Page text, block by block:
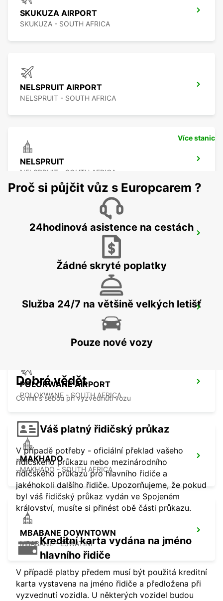
SKUKUZA AIRPORT
SKUKUZA - SOUTH AFRICA
NELSPRUIT AIRPORT
NELSPRUIT - SOUTH AFRICA
NELSPRUIT
NELSPRUIT - SOUTH AFRICA
MPUMALANGA - SOUTH AFRICA
POLOKWANE DOWNTOWN
LIMPOPO - SOUTH AFRICA
POLOKWANE AIRPORT
POLOKWANE - SOUTH AFRICA
MAKHADO
MAKHADO - SOUTH AFRICA
MBABANE DOWNTOWN
MBABANE - ESWATINI
Více stanic
Proč si půjčit vůz s Europcarem ?
24hodinová asistence na cestách
Žádné skryté poplatky
Služba 24/7 na většině velkých letišť
Pouze nové vozy
Dobré vědět
Co mít s sebou při vyzvednutí vozu
Váš platný řidičský průkaz
V případě potřeby - oficiální překlad vašeho
řidičského průkazu nebo mezinárodního
řidičského průkazu pro hlavního řidiče a
jakéhokoli dalšího řidiče. Upozorňujeme, že pokud
byl váš řidičský průkaz vydán ve Spojeném
království, musíte si přinést obě části průkazu.
Kreditní karta vydána na jméno
hlavního řidiče
V případě platby předem musí být použitá kreditní
karta vystavena na jméno řidiče a předložena při
vyzvednutí vozidla. U některých vozidel budou